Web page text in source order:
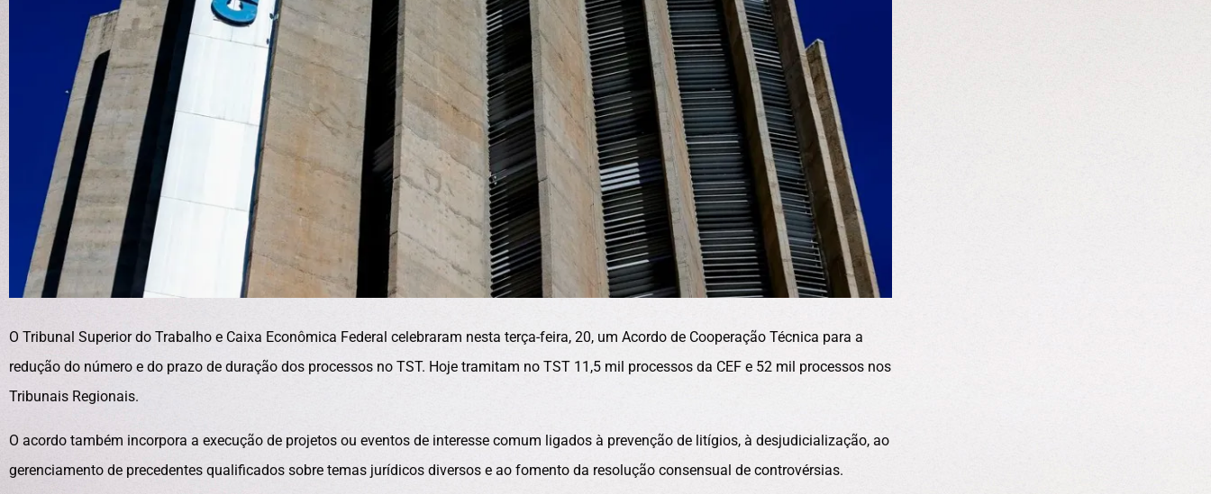
O Tribunal Superior do Trabalho e Caixa Econômica Federal celebraram nesta terça-feira, 20, um Acordo de Cooperação Técnica para a
redução do número e do prazo de duração dos processos no TST. Hoje tramitam no TST 11,5 mil processos da CEF e 52 mil processos nos
Tribunais Regionais.
O acordo também incorpora a execução de projetos ou eventos de interesse comum ligados à prevenção de litígios, à desjudicialização, ao
gerenciamento de precedentes qualificados sobre temas jurídicos diversos e ao fomento da resolução consensual de controvérsias.